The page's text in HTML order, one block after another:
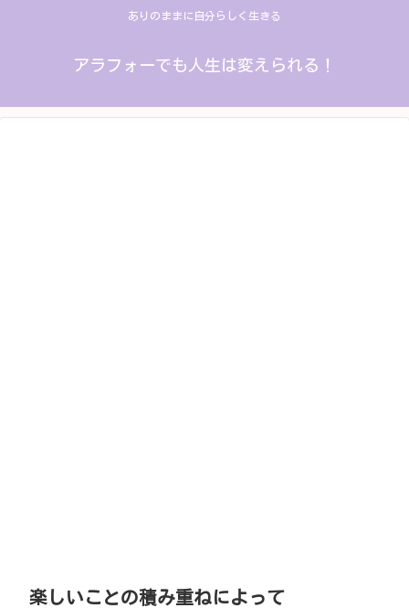
ありのままに自分らしく生きる
アラフォーでも人生は変えられる！
楽しいことの積み重ねによって